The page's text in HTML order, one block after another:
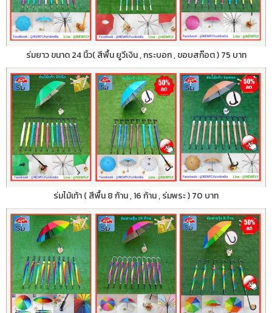
ร่มยาว ขนาด 24 นิ้ว( สีพื้น ยูวีเงิน , กระบอก , ขอบสก๊อต ) 75 บาท
ร่มไม้เท้า ( สีพื้น 8 ก้าน , 16 ก้าน , ร่มพระ ) 70 บาท